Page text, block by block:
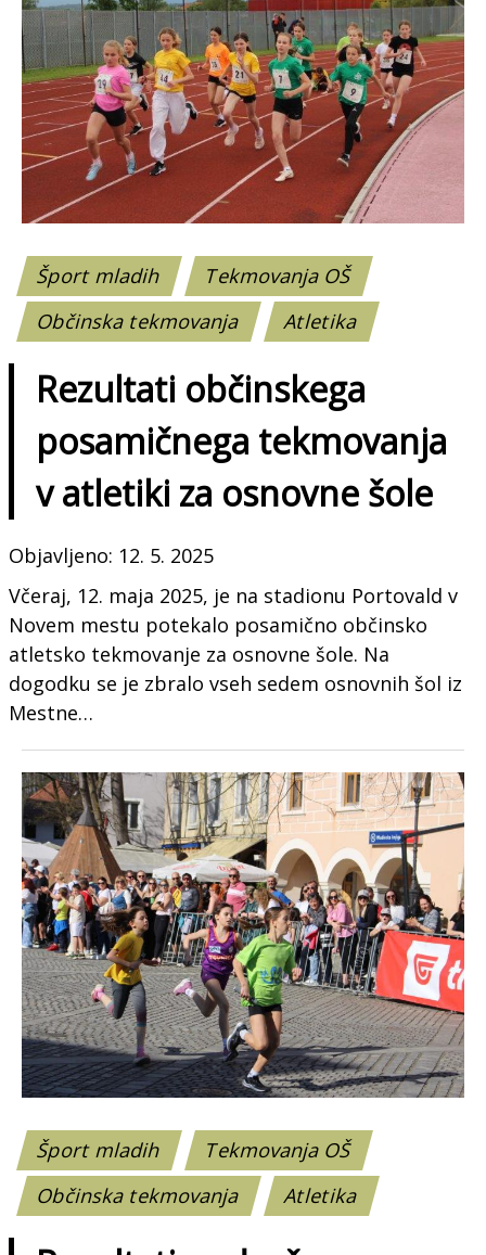
Šport mladih
Tekmovanja OŠ
Občinska tekmovanja
Atletika
Rezultati občinskega
posamičnega tekmovanja
v atletiki za osnovne šole
Objavljeno: 12. 5. 2025
Včeraj, 12. maja 2025, je na stadionu Portovald v
Novem mestu potekalo posamično občinsko
atletsko tekmovanje za osnovne šole. Na
dogodku se je zbralo vseh sedem osnovnih šol iz
Mestne…
Šport mladih
Tekmovanja OŠ
Občinska tekmovanja
Atletika